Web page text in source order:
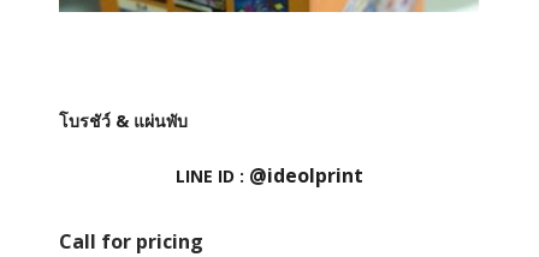
โบรชัว์ & แผ่นพับ
LINE ID : @ideolprint
Call for pricing